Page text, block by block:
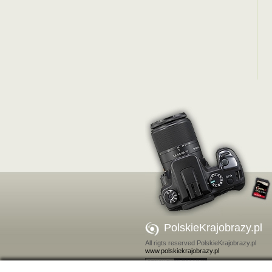
PolskieKrajobrazy.pl
All rigts reserved PolskieKrajobrazy.pl
www.polskiekrajobrazy.pl